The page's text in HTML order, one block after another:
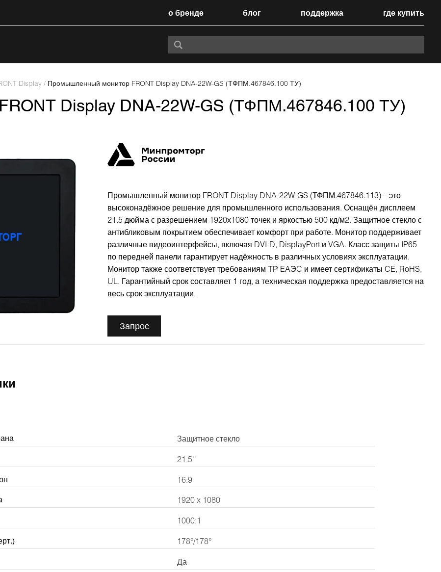
о бренде блог поддержка где купить
Display / Промышленный монитор FRONT Display DNA-22W-GS (ТФПМ.467846.100 ТУ)
Display DNA-22W-GS (ТФПМ.467846.100 ТУ)
Промышленный монитор FRONT Display DNA-22W-GS (ТФПМ.467846.113) – это
высоконадёжное решение для промышленного использования. Оснащён дисплеем
21.5 дюйма с разрешением 1920х1080 точек и яркостью 500 кд/м2. Защитное стекло с
антибликовым покрытием обеспечивает комфорт при работе. Монитор поддерживает
различные видеоинтерфейсы, включая DVI-D, DisplayPort и VGA. Класс защиты IP65
по передней панели гарантирует надёжность в различных условиях эксплуатации.
Монитор также соответствует требованиям ТР EAЭC и имеет сертификаты CE, RoHS,
UL. Гарантийный срок составляет 1 год, а техническая поддержка предоставляется на
весь срок эксплуатации.
Запрос
Защитное стекло
21.5''
16:9
1920 x 1080
1000:1
178°/178°
Да